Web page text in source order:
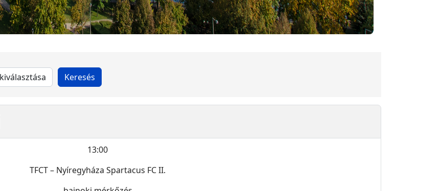
13:00
TFCT – Nyíregyháza Spartacus FC II.